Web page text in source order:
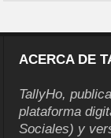
ACERCA DE
TallyHo,
plataforma
Sociales) y